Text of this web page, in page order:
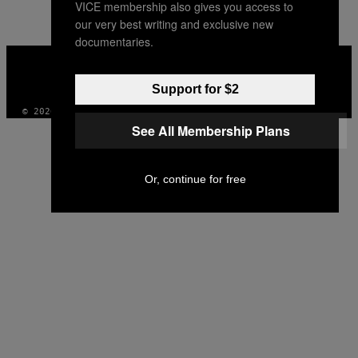
INSTAGRAM
TIKTOK
YOUTUBE
© 2026 VICE DIGITAL PUBLISHING, LLC
VICE membership also gives you access to
our very best writing and exclusive new
documentaries.
Support for $2
See All Membership Plans
Or, continue for free